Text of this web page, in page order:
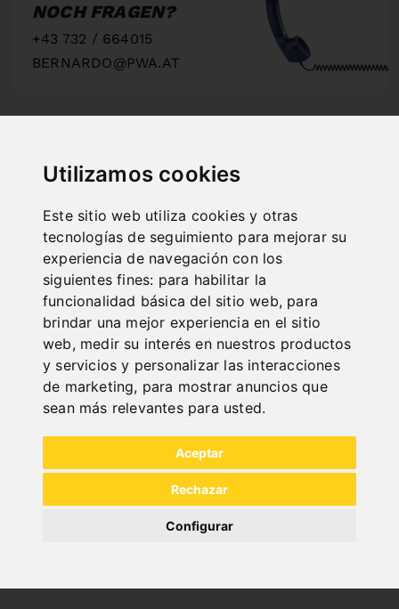
Utilizamos cookies
Este sitio web utiliza cookies y otras
tecnologías de seguimiento para mejorar su
experiencia de navegación con los
siguientes fines: para habilitar la
funcionalidad básica del sitio web, para
brindar una mejor experiencia en el sitio
web, medir su interés en nuestros productos
y servicios y personalizar las interacciones
de marketing, para mostrar anuncios que
sean más relevantes para usted.
Aceptar
Rechazar
Configurar
NOCH FRAGEN?
+43 732 / 664015
BERNARDO@PWA.AT
LIEFERUNG
ONLINE
KATALOGE